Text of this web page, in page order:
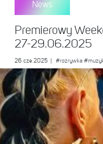
News
Premierowy
27-29.06.2025
26 cze 2025 #rozrywka